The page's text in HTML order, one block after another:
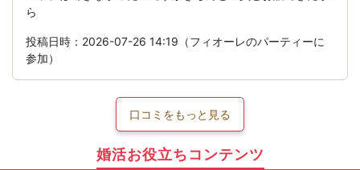
ら
投稿日時：2026-07-26 14:19（フィオーレのパーティーに
参加）
口コミをもっと見る
婚活お役立ちコンテンツ